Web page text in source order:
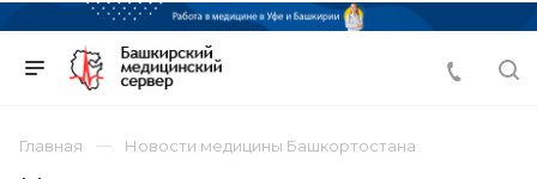
Главная Новости медицины Башкортостана